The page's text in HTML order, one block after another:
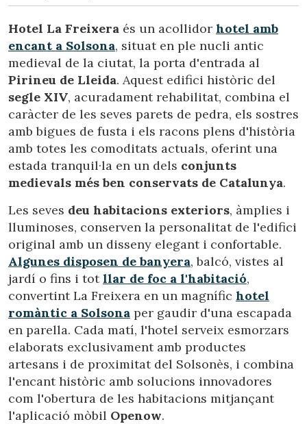
Hotel La Freixera és un acollidor hotel amb
encant a Solsona, situat en ple nucli antic
medieval de la ciutat, la porta d'entrada al
Pirineu de Lleida. Aquest edifici històric del
segle XIV, acuradament rehabilitat, combina el
caràcter de les seves parets de pedra, els sostres
amb bigues de fusta i els racons plens d'història
amb totes les comoditats actuals, oferint una
estada tranquil·la en un dels conjunts
medievals més ben conservats de Catalunya.
Les seves deu habitacions exteriors, àmplies i
lluminoses, conserven la personalitat de l'edifici
original amb un disseny elegant i confortable.
Algunes disposen de banyera, balcó, vistes al
jardí o fins i totllar de foc a l'habitació,
convertint La Freixera en un magnífic hotel
romàntic a Solsona per gaudir d'una escapada
en parella. Cada matí, l'hotel serveix esmorzars
elaborats exclusivament amb productes
artesans i de proximitat del Solsonès, i combina
l'encant històric amb solucions innovadores
com l'obertura de les habitacions mitjançant
l'aplicació mòbil Openow.